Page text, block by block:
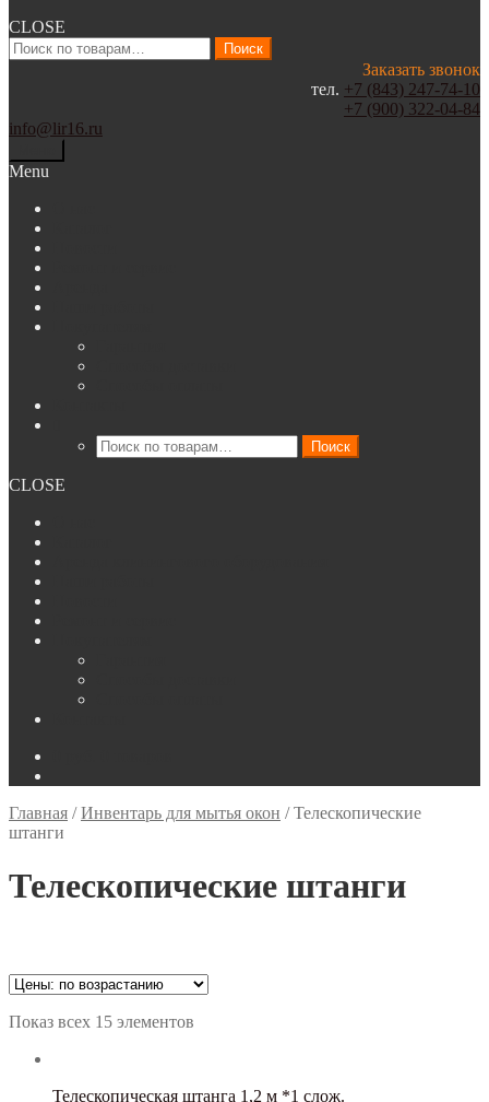
CLOSE
Искать:
Поиск
Заказать звонок
тел. +7 (843) 247-74-10
+7 (900) 322-04-84
info@lir16.ru
Menu
Искать: Поиск
CLOSE
Главная /Инвентарь для мытья окон /Телескопические
штанги
Телескопические штанги
Цена
Показ всех 15 элементов
Телескопическая штанга 1,2 м *1 слож.